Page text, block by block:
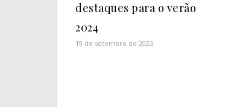
destaques para o verão
2024
19 de setembro de 2023